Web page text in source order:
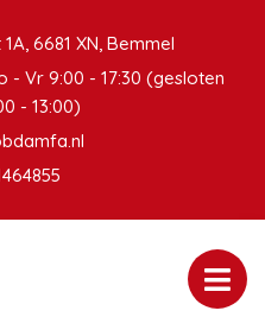
6681 XN, Bemmel
- Vr 9:00 - 17:30 (gesloten
- 13:00)